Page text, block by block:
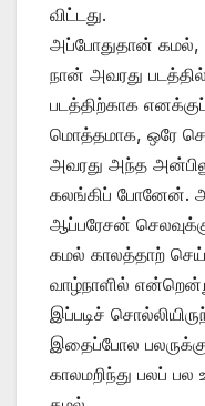
விட்டது.
அப்போதுதான் கமல்,
நான் அவரது படத்தில்
படத்திற்காக
மொத்தமாக, ஒரே
அவரது அந்த
கலங்கிப்
ஆப்பரேசன்
கமல் காலத்தாற்
வாழ்நாளில்
இப்படிச்
இதைப்போல
காலமறிந்து பலப் பல